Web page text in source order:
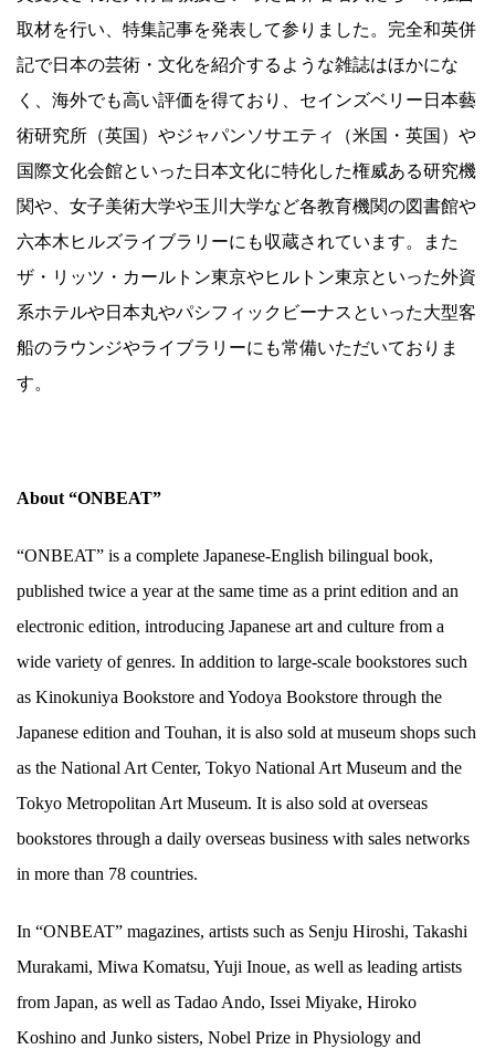
取材を行い、特集記事を発表して参りました。完全和英併
記で日本の芸術・文化を紹介するような雑誌はほかにな
く、海外でも高い評価を得ており、セインズベリー日本藝
術研究所（英国）やジャパンソサエティ（米国・英国）や
国際文化会館といった日本文化に特化した権威ある研究機
関や、女子美術大学や玉川大学など各教育機関の図書館や
六本木ヒルズライブラリーにも収蔵されています。また
ザ・リッツ・カールトン東京やヒルトン東京といった外資
系ホテルや日本丸やパシフィックビーナスといった大型客
船のラウンジやライブラリーにも常備いただいておりま
す。
About “ONBEAT”
“ONBEAT” is a complete Japanese-English bilingual book,
published twice a year at the same time as a print edition and an
electronic edition, introducing Japanese art and culture from a
wide variety of genres. In addition to large-scale bookstores such
as Kinokuniya Bookstore and Yodoya Bookstore through the
Japanese edition and Touhan, it is also sold at museum shops such
as the National Art Center, Tokyo National Art Museum and the
Tokyo Metropolitan Art Museum. It is also sold at overseas
bookstores through a daily overseas business with sales networks
in more than 78 countries.
In “ONBEAT” magazines, artists such as Senju Hiroshi, Takashi
Murakami, Miwa Komatsu, Yuji Inoue, as well as leading artists
from Japan, as well as Tadao Ando, ​​Issei Miyake, Hiroko
Koshino and Junko sisters, Nobel Prize in Physiology and